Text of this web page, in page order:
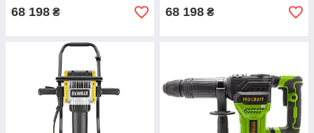
68 198 ₴ 68 198 ₴